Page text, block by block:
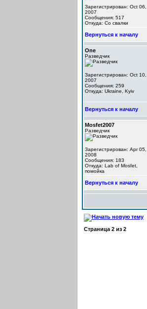
Зарегистрирован: Oct 06,
2007
Сообщения: 517
Откуда: Со свалки
Вернуться к началу
One
Разведчик
Зарегистрирован: Oct 10,
2007
Сообщения: 259
Откуда: Ukraine, Kyiv
Вернуться к началу
Mosfet2007
Разведчик
Зарегистрирован: Apr 05,
2008
Сообщения: 183
Откуда: Lab of Mosfet,
помойка
Вернуться к началу
Страница 2 из 2